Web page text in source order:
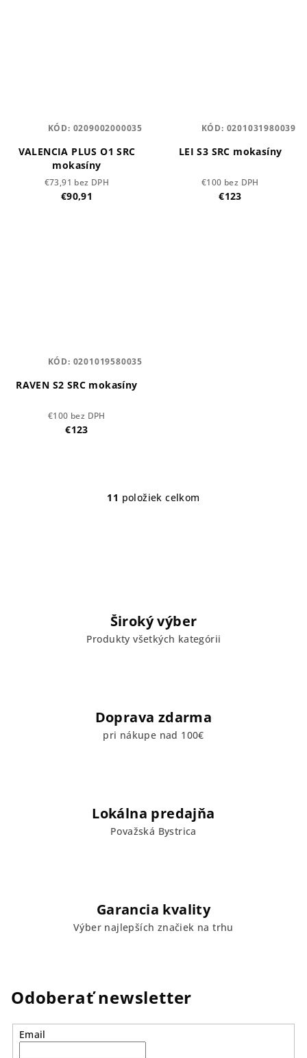
VALENCIA PLUS O1 SRC
mokasíny
€73,91 bez DPH
€90,91
KÓD: 0209002000035
LEI S3 SRC mokasíny
€100 bez DPH
€123
KÓD: 0201031980039
RAVEN S2 SRC mokasíny
€100 bez DPH
€123
KÓD: 0201019580035
O
i
e
p
y
v
ý
11 položiek celkom
Široký výber
Produkty všetkých kategórii
Doprava zdarma
pri nákupe nad 100€
Lokálna predajňa
Považská Bystrica
Garancia kvality
Výber najlepších značiek na trhu
Odoberať newsletter
Email